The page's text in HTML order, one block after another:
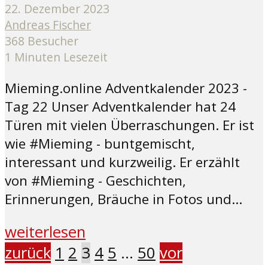
22. Dezember 2023
Andreas Fischer
368 Besucher
1 Minuten Lesezeit
Mieming.online Adventkalender 2023 -
Tag 22 Unser Adventkalender hat 24
Türen mit vielen Überraschungen. Er ist
wie #Mieming - buntgemischt,
interessant und kurzweilig. Er erzählt
von #Mieming - Geschichten,
Erinnerungen, Bräuche in Fotos und...
weiterlesen
zurück 1 2 3 4 5 … 50 vor